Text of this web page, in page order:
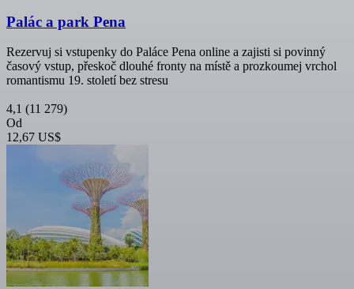
Palác a park Pena
Rezervuj si vstupenky do Paláce Pena online a zajisti si povinný
časový vstup, přeskoč dlouhé fronty na místě a prozkoumej vrchol
romantismu 19. století bez stresu
4,1 (11 279)
Od
12,67 US$